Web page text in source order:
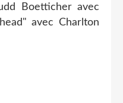
Boetticher avec
avec Charlton